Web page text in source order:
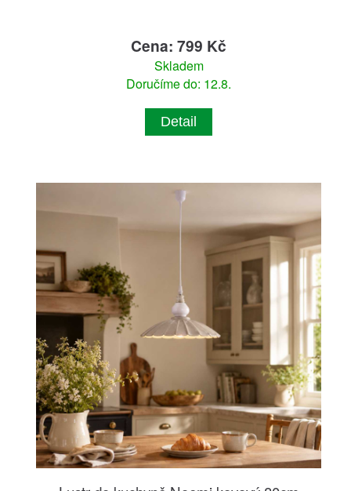
Cena: 799 Kč
Skladem
Doručíme do: 12.8.
Detail